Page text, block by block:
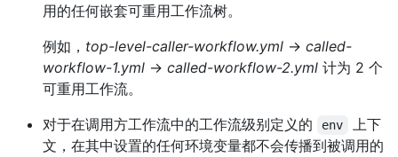
用的任何嵌套可重用工作流树。
例如， top-level-caller-workflow.yml → called-
workflow-1.yml → called-workflow-2.yml 计为 2 个
可重用工作流。
对于在调用方工作流中的工作流级别定义的
env
上下
文，在其中设置的任何环境变量都不会传播到被调用的